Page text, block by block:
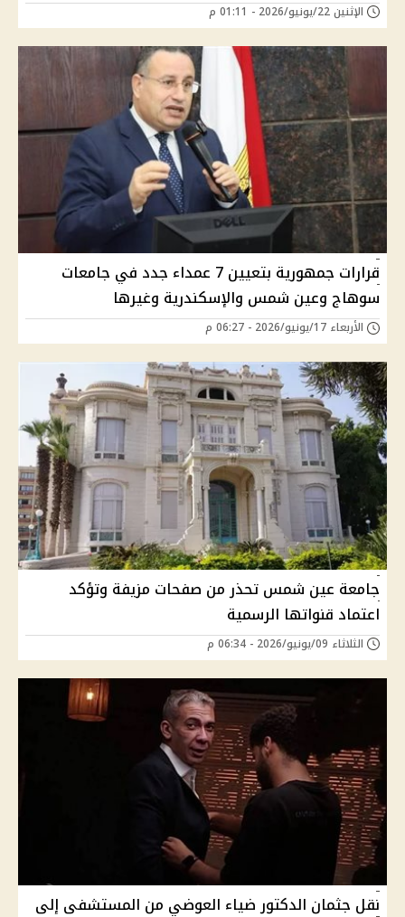
الإثنين 22/يونيو/2026 - 01:11 م
قرارات جمهورية بتعيين 7 عمداء جدد في جامعات
سوهاج وعين شمس والإسكندرية وغيرها
الأربعاء 17/يونيو/2026 - 06:27 م
جامعة عين شمس تحذر من صفحات مزيفة وتؤكد
اعتماد قنواتها الرسمية
الثلاثاء 09/يونيو/2026 - 06:34 م
نقل جثمان الدكتور ضياء العوضي من المستشفى إلى